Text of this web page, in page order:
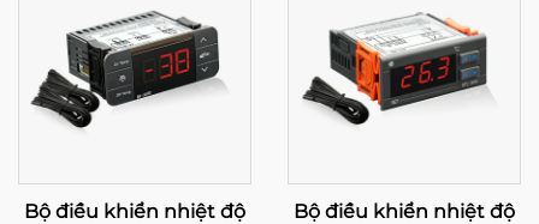
Bộ điều khiển nhiệt độ
Bộ điều khiển nhiệt độ